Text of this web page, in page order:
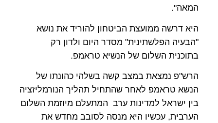
המאה".
היא דרשה ממועצת הביטחון להוריד את נושא
"הבעיה הפלשתינית" מסדר היום ולדון רק
בתוכנית השלום של הנשיא טראמפ.
הרש"פ נמצאת במצב קשה בשלהי כהונתו של
הנשא טראמפ לאחר שהתחיל תהליך הנורמליזציה
בין ישראל למדינות ערב המתעלם מיוזמת השלום
הערבית, עכשיו היא מנסה לסובב מחדש את